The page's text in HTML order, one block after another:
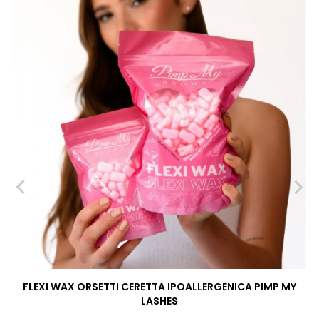
FLEXI WAX ORSETTI CERETTA IPOALLERGENICA PIMP MY
LASHES